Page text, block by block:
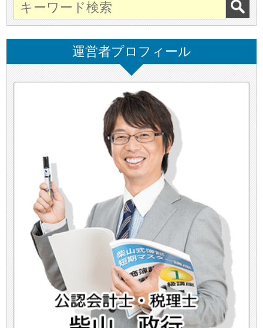
運営者プロフィール